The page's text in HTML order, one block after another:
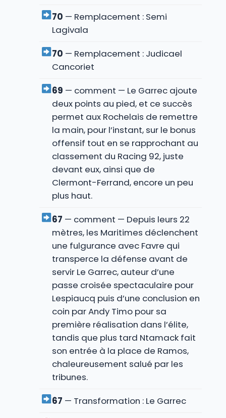
70 — Remplacement : Semi
Lagivala
70 — Remplacement : Judicael
Cancoriet
69 — comment — Le Garrec ajoute
deux points au pied, et ce succès
permet aux Rochelais de remettre
la main, pour l’instant, sur le bonus
offensif tout en se rapprochant au
classement du Racing 92, juste
devant eux, ainsi que de
Clermont-Ferrand, encore un peu
plus haut.
67 — comment — Depuis leurs 22
mètres, les Maritimes déclenchent
une fulgurance avec Favre qui
transperce la défense avant de
servir Le Garrec, auteur d’une
passe croisée spectaculaire pour
Lespiaucq puis d’une conclusion en
coin par Andy Timo pour sa
première réalisation dans l’élite,
tandis que plus tard Ntamack fait
son entrée à la place de Ramos,
chaleureusement salué par les
tribunes.
67 — Transformation : Le Garrec